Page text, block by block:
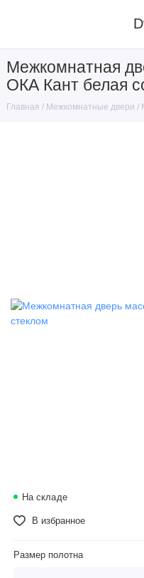
Межкомнатная
ОКА Кант белая
Главная Межкомнатные двери
На складе
В избранное
Размер полотна